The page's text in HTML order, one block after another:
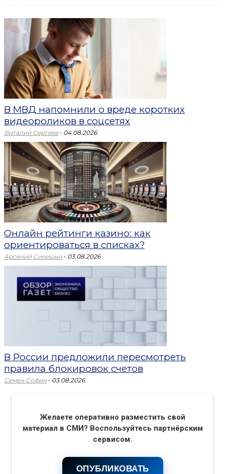
В МВД напомнили о вреде коротких
видеороликов в соцсетях
Виталий Сергеев - 04.08.2026
Онлайн рейтинги казино: как
ориентироваться в списках?
Арсений Синицын - 03.08.2026
В России предложили пересмотреть
правила блокировок счетов
Семен Софин - 03.08.2026
Желаете оперативно разместить свой
материал в СМИ? Воспользуйтесь партнёрским
сервисом.
ОПУБЛИКОВАТЬ